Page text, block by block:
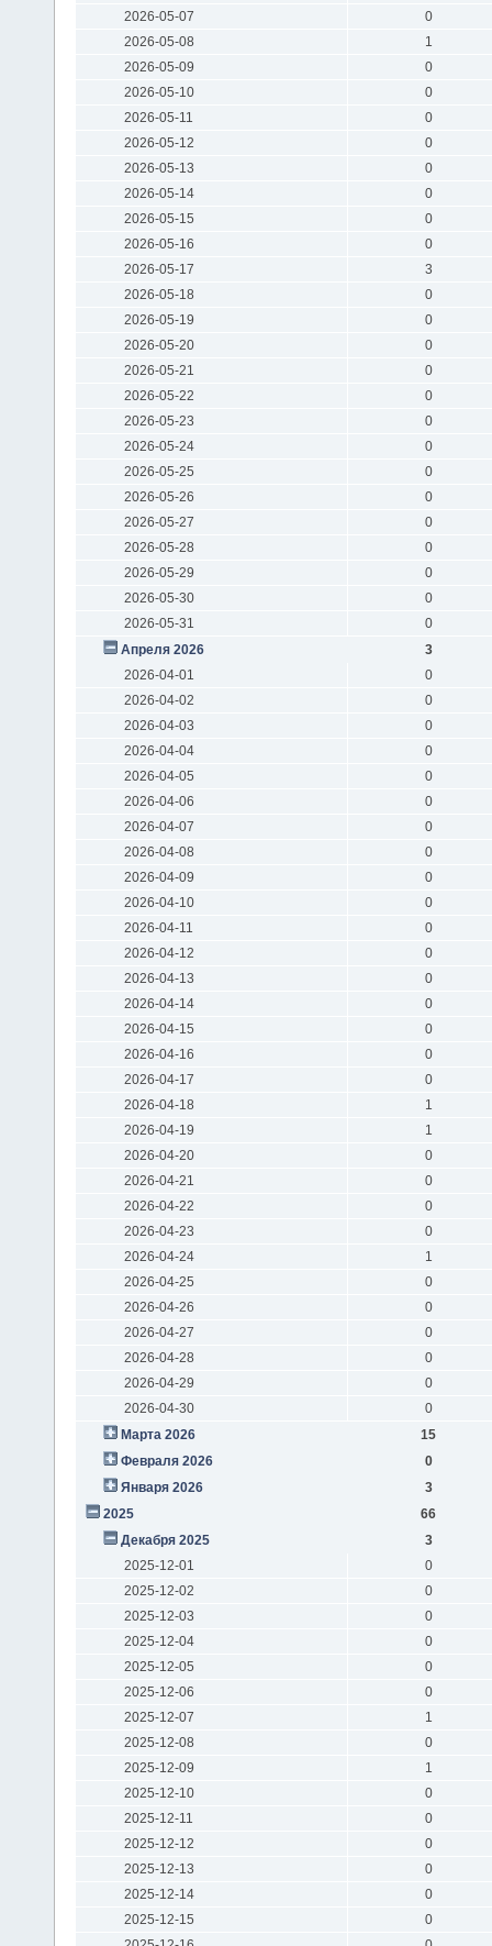
2026-05-07
0
2026-05-08
1
2026-05-09
0
2026-05-10
0
2026-05-11
0
2026-05-12
0
2026-05-13
0
2026-05-14
0
2026-05-15
0
2026-05-16
0
2026-05-17
3
2026-05-18
0
2026-05-19
0
2026-05-20
0
2026-05-21
0
2026-05-22
0
2026-05-23
0
2026-05-24
0
2026-05-25
0
2026-05-26
0
2026-05-27
0
2026-05-28
0
2026-05-29
0
2026-05-30
0
2026-05-31
0
Апреля 2026
3
2026-04-01
0
2026-04-02
0
2026-04-03
0
2026-04-04
0
2026-04-05
0
2026-04-06
0
2026-04-07
0
2026-04-08
0
2026-04-09
0
2026-04-10
0
2026-04-11
0
2026-04-12
0
2026-04-13
0
2026-04-14
0
2026-04-15
0
2026-04-16
0
2026-04-17
0
2026-04-18
1
2026-04-19
1
2026-04-20
0
2026-04-21
0
2026-04-22
0
2026-04-23
0
2026-04-24
1
2026-04-25
0
2026-04-26
0
2026-04-27
0
2026-04-28
0
2026-04-29
0
2026-04-30
0
Марта 2026
15
Февраля 2026
0
Января 2026
3
2025
66
Декабря 2025
3
2025-12-01
0
2025-12-02
0
2025-12-03
0
2025-12-04
0
2025-12-05
0
2025-12-06
0
2025-12-07
1
2025-12-08
0
2025-12-09
1
2025-12-10
0
2025-12-11
0
2025-12-12
0
2025-12-13
0
2025-12-14
0
2025-12-15
0